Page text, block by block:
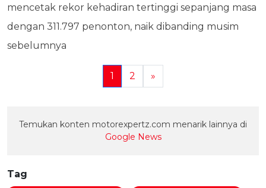
mencetak rekor kehadiran tertinggi sepanjang masa
dengan 311.797 penonton, naik dibanding musim
sebelumnya
1 2 »
Temukan konten motorexpertz.com menarik lainnya di
Google News
Tag